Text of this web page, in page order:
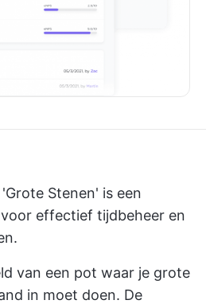
Stenen' is een
effectief tijdbeheer en
van een pot waar je grote
in moet doen. De